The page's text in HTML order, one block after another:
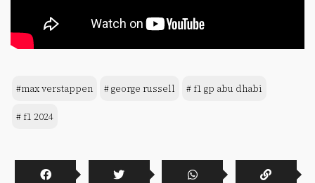
#max verstappen # george russell # f1 gp abu dhabi
# f1 2024